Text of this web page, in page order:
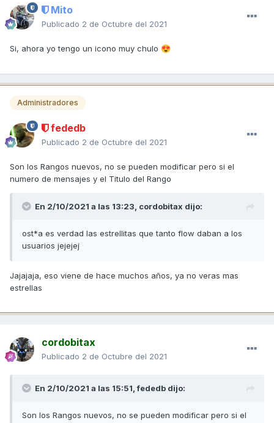
Mito
Publicado 2 de Octubre del 2021
Si, ahora yo tengo un icono muy chulo 😍
Administradores
fededb
Publicado 2 de Octubre del 2021
Son los Rangos nuevos, no se pueden modificar pero si el
numero de mensajes y el Titulo del Rango
En 2/10/2021 a las 13:23, cordobitax dijo:
ost*a es verdad las estrellitas que tanto flow daban a los
usuarios jejejej
Jajajaja, eso viene de hace muchos años, ya no veras mas
estrellas
cordobitax
Publicado 2 de Octubre del 2021
En 2/10/2021 a las 15:51,fededb dijo:
Son los Rangos nuevos, no se pueden modificar pero si el